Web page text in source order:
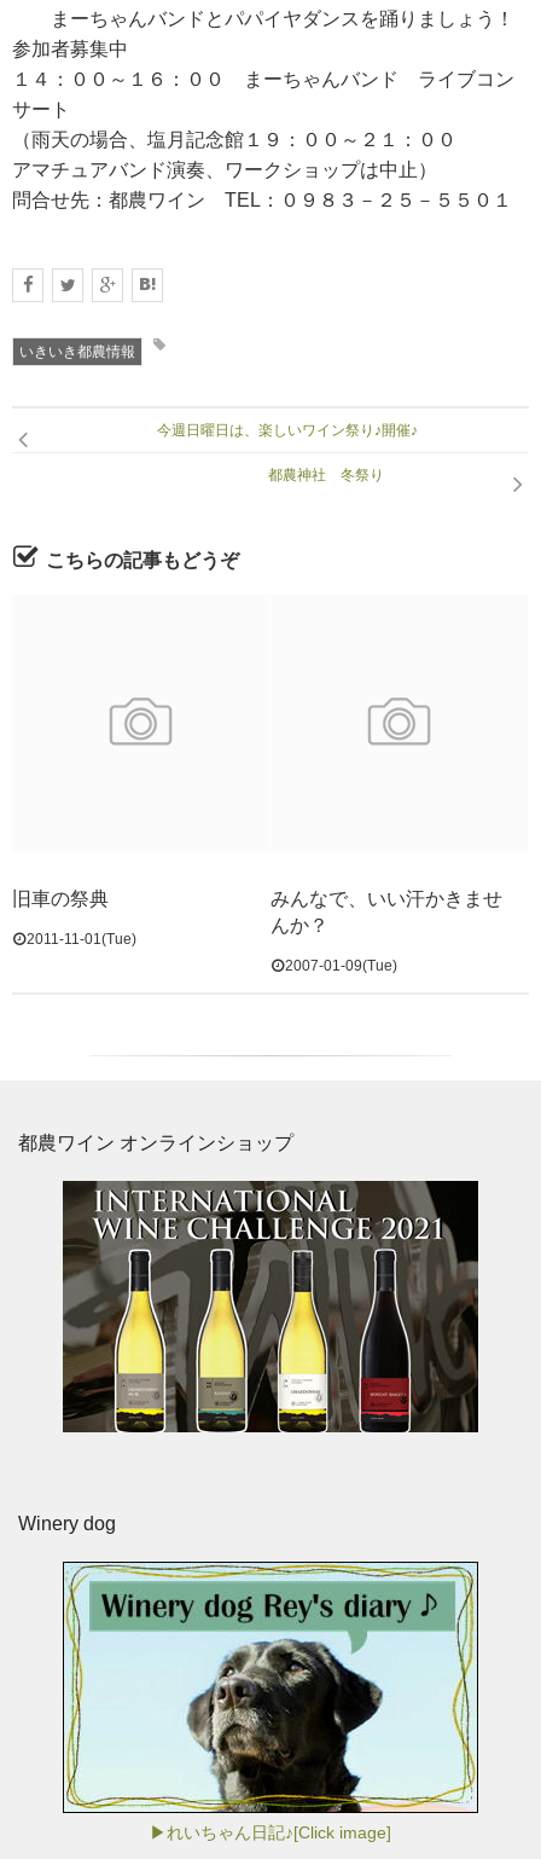
まーちゃんバンドとパパイヤダンスを踊りましょう！
参加者募集中
１４：００～１６：００ まーちゃんバンド ライブコン
サート
（雨天の場合、塩月記念館１９：００～２１：００
アマチュアバンド演奏、ワークショップは中止）
問合せ先：都農ワイン TEL：０９８３－２５－５５０１
いきいき都農情報
今週日曜日は、楽しいワイン祭り♪開催♪
都農神社 冬祭り
こちらの記事もどうぞ
旧車の祭典
2011-11-01(Tue)
みんなで、いい汗かきませ
んか？
2007-01-09(Tue)
都農ワイン オンラインショップ
Winery dog
▶れいちゃん日記♪[Click image]